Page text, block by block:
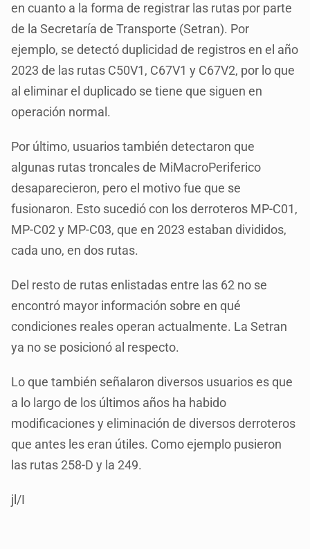
en cuanto a la forma de registrar las rutas por parte
de la Secretaría de Transporte (Setran). Por
ejemplo, se detectó duplicidad de registros en el año
2023 de las rutas C50V1, C67V1 y C67V2, por lo que
al eliminar el duplicado se tiene que siguen en
operación normal.
Por último, usuarios también detectaron que
algunas rutas troncales de MiMacroPeriferico
desaparecieron, pero el motivo fue que se
fusionaron. Esto sucedió con los derroteros MP-C01,
MP-C02 y MP-C03, que en 2023 estaban divididos,
cada uno, en dos rutas.
Del resto de rutas enlistadas entre las 62 no se
encontró mayor información sobre en qué
condiciones reales operan actualmente. La Setran
ya no se posicionó al respecto.
Lo que también señalaron diversos usuarios es que
a lo largo de los últimos años ha habido
modificaciones y eliminación de diversos derroteros
que antes les eran útiles. Como ejemplo pusieron
las rutas 258-D y la 249.
jl/I